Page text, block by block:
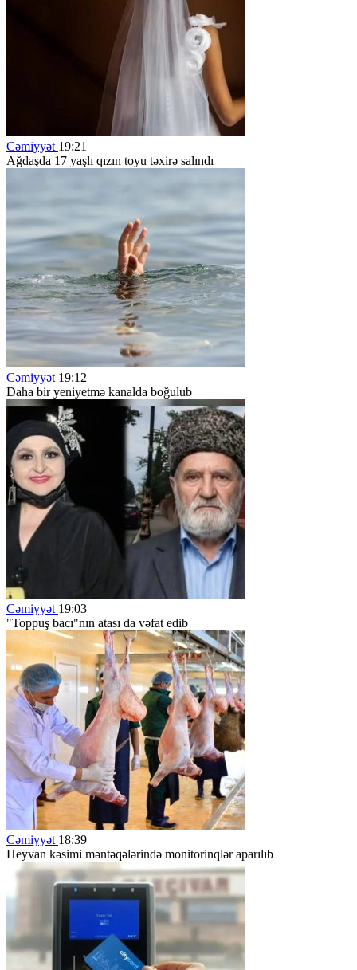
Cəmiyyət 19:21
Ağdaşda 17 yaşlı qızın toyu təxirə salındı
Cəmiyyət 19:12
Daha bir yeniyetmə kanalda boğulub
Cəmiyyət 19:03
"Toppuş bacı"nın atası da vəfat edib
Cəmiyyət 18:39
Heyvan kəsimi məntəqələrində monitorinqlər aparılıb